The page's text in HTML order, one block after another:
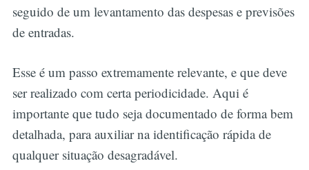
seguido de um levantamento das despesas e previsões
de entradas.
Esse é um passo extremamente relevante, e que deve
ser realizado com certa periodicidade. Aqui é
importante que tudo seja documentado de forma bem
detalhada, para auxiliar na identificação rápida de
qualquer situação desagradável.